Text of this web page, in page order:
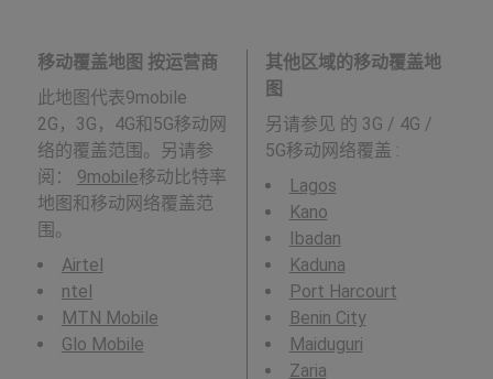
移动覆盖地图 按运营商
此地图代表9mobile
2G，3G，4G和5G移动网
络的覆盖范围。另请参
阅： 9mobile移动比特率
地图和移动网络覆盖范
围。
Airtel
ntel
MTN Mobile
Glo Mobile
其他区域的移动覆盖地
图
另请参见 的 3G / 4G /
5G移动网络覆盖 :
Lagos
Kano
Ibadan
Kaduna
Port Harcourt
Benin City
Maiduguri
Zaria